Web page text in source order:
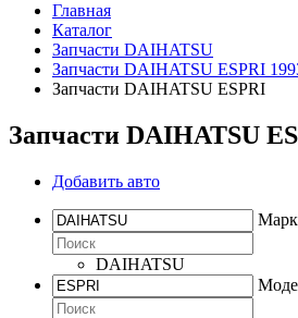
Главная
Каталог
Запчасти DAIHATSU
Запчасти DAIHATSU ESPRI
Запчасти DAIHATSU ESPRI
Запчасти DAIHATSU
Добавить авто
DAIHATSU